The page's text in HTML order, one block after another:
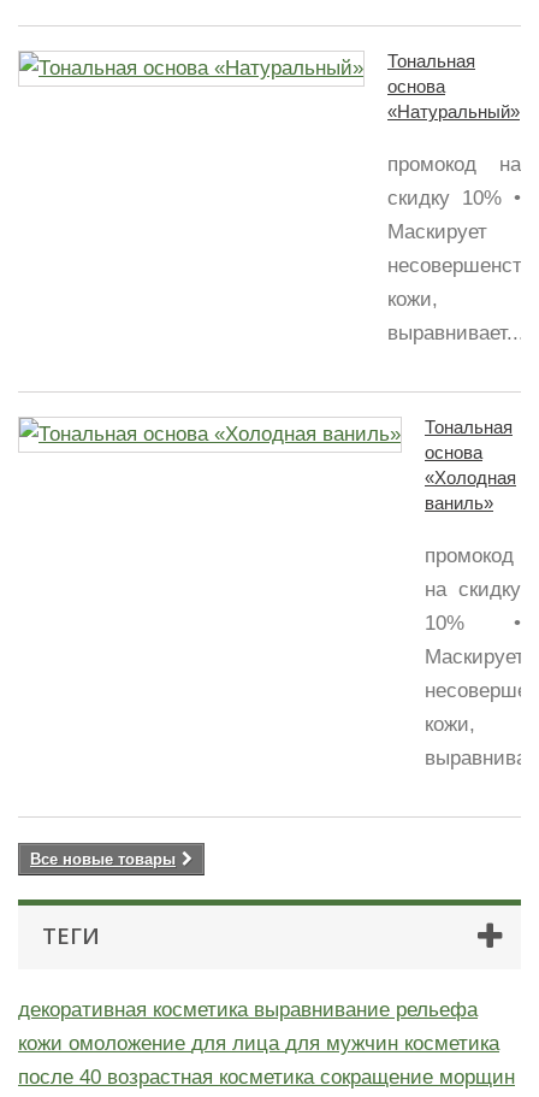
Тональная
основа
«Натуральный»
промокод на
скидку 10% •
Маскирует
кожи,
выравнивает...
Тональная
основа
«Холодная
ваниль»
промокод
на скидку
10% •
Маскирует
кожи,
Все новые товары
ТЕГИ
декоративная косметика выравнивание рельефа
кожи омоложение для лица для мужчин косметика
после 40 возрастная косметика сокращение морщин